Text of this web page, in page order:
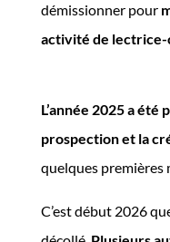
démissionner pour
activité de
L’année 2025 a
prospection et la
quelques premières
C’est début 2026